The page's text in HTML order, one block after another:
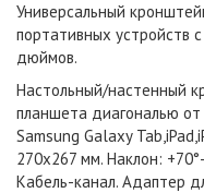
Универсальный
портативных устройств
дюймов.
Настольный/настенный
планшета диагональю
Samsung Galaxy
270х267 мм. Наклон:
Кабель-канал. Адаптер